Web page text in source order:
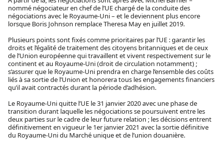
nommé négociateur en chef de l’UE chargé de la conduite des
négociations avec le Royaume-Uni – et le deviennent plus encore
lorsque Boris Johnson remplace Theresa May en juillet 2019.
Plusieurs points sont fixés comme prioritaires par l’UE : garantir les
droits et l’égalité de traitement des citoyens britanniques et de ceux
de l’Union européenne qui travaillent et vivent respectivement sur le
continent et au Royaume-Uni (droit de circulation notamment) ;
s’assurer que le Royaume-Uni prendra en charge l’ensemble des coûts
liés à sa sortie de l’Union et honorera tous les engagements financiers
qu’il avait contractés durant la période d’adhésion.
Le Royaume-Uni quitte l’UE le 31 janvier 2020 avec une phase de
transition durant laquelle les négociations se poursuivent entre les
deux parties sur le cadre de leur future relation ; les décisions entrent
définitivement en vigueur le 1er janvier 2021 avec la sortie définitive
du Royaume-Uni du Marché unique et de l’union douanière.